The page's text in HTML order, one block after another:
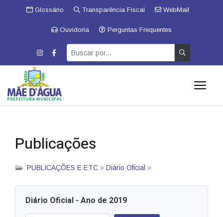
Glossário Transparência Fiscal WebMail
Ouvidoria Perguntas Frequentes
Publicações
PUBLICAÇÕES E ETC » Diário Oficial »
Diário Oficial - Ano de 2019